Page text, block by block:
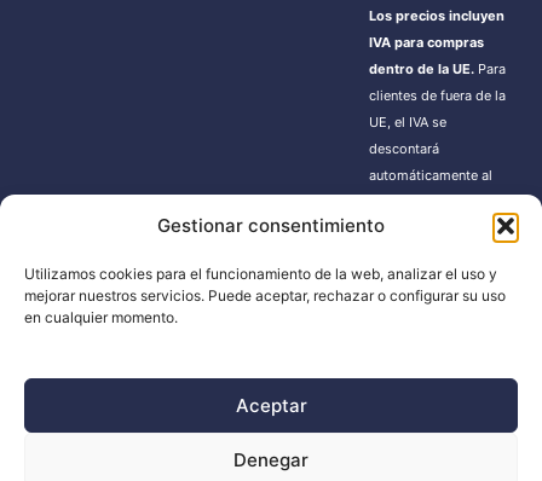
Gestionar consentimiento
Utilizamos cookies para el funcionamiento de la web, analizar el uso y
mejorar nuestros servicios. Puede aceptar, rechazar o configurar su uso
en cualquier momento.
Aceptar
Denegar
Los precios incluyen
IVA para compras
dentro de la UE. Para
clientes de fuera de la
UE, el IVA se
descontará
automáticamente al
Estos pedidos pueden
de importación según
la normativa de cada